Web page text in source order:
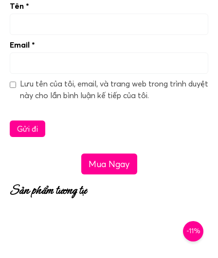
Tên *
Email *
Lưu tên của tôi, email, và trang web trong trình duyệt
này cho lần bình luận kế tiếp của tôi.
Mua Ngay
Sản phẩm tương tự
-11%